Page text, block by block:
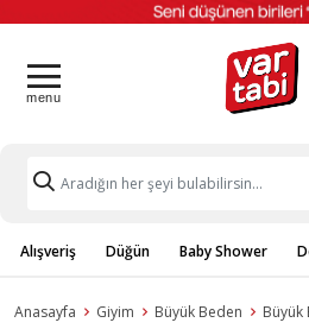
Alışveriş Düğün Baby Shower
Anasayfa Giyim Büyük Beden Büyük